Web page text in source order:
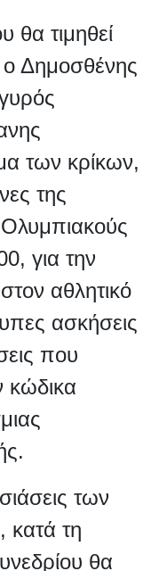
θα τιμηθεί
Δημοσθένης
των κρίκων,
της
για την
αθλητικό
ασκήσεις
που
κώδικα
των
κατά τη
θα